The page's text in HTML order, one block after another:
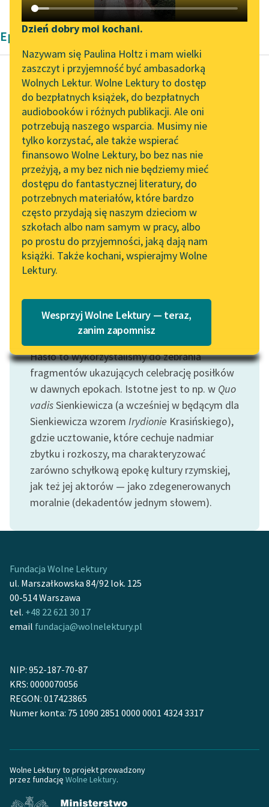
Katalog DAISY
Podkasty o książkach
Zgłoś brak utworu
Aktualności
„Prokurator Alicja Horn”
do słuchania
Byliśmy częścią AI Impact
Lab
Zapraszamy na spotkanie
online z tłumaczkami
literatury skandynawskiej
Spotkanie z Katarzyną
Tunkiel w Oslo
102. lata temu zmarł
Joseph Conrad
Lektury szkolne i klasyka
literatury do słuchania dla
uczennic i uczniów z
niepełnosprawnościami
E-kolekcja lektur
szkolnych i literatury do
słuchania dla uczennic i
uczniów z
niepełnosprawnościami
Feministyczne inspiracje.
Popularyzacja
skandynawskiej literatury
Kolekcje edukacyjne
twórców przechodzących
do domeny publicznej,
lektur szkolnych oraz
Starego Testamentu
Szkoła Poezji Wolnych
Lektur
Narzędzia
Mapa Wolnych Lektur
Leśmianator
Przewodnik dla piszących i
czytających
API
OAI-PMH
Widget Wolnych Lektur
Przypisy
Katalog w formacie PDF
O nas
O projekcie
Zespół
Dzień dobry moi kochani.
Nazywam się Paulina Holtz i mam wielki
zaszczyt i przyjemność być ambasadorką
Wolnych Lektur. Wolne Lektury to dostęp
do bezpłatnych książek, do bezpłatnych
audiobooków i różnych publikacji. Ale oni
potrzebują naszego wsparcia. Musimy nie
tylko korzystać, ale także wspierać
finansowo Wolne Lektury, bo bez nas nie
przeżyją, a my bez nich nie będziemy mieć
dostępu do fantastycznej literatury, do
potrzebnych materiałów, które bardzo
często przydają się naszym dzieciom w
szkołach albo nam samym w pracy, albo
po prostu do przyjemności, jaką dają nam
książki. Także kochani, wspierajmy Wolne
Lektury.
Wesprzyj Wolne Lektury — teraz,
zanim zapomnisz
Epika Zygmunta Kaczkowskiego
Zygmunt Kaczkowski
Murdelio
Około południa poczęli
się zjeżdżać goście i po
staremu ci, co mieli
drogę najdalszą,
przyjechali...
Czytaj więcej
Motyw: Uczta
Hasło to wykorzystaliśmy do zebrania
fragmentów ukazujących celebrację posiłków
w dawnych epokach. Istotne jest to np. w Quo
vadisSienkiewicza (a wcześniej w będącym dla
Sienkiewicza wzorem Irydionie Krasińskiego),
gdzie ucztowanie, które cechuje nadmiar
zbytku i rozkoszy, ma charakteryzować
zarówno schyłkową epokę kultury rzymskiej,
jak też jej aktorów — jako zdegenerowanych
moralnie (dekadentów jednym słowem).
Fundacja Wolne Lektury
ul. Marszałkowska 84/92 lok. 125
00-514 Warszawa
tel. +48 22 621 30 17
email fundacja@wolnelektury.pl
NIP: 952-187-70-87
KRS: 0000070056
REGON: 017423865
Numer konta: 75 1090 2851 0000 0001 4324 3317
Wolne Lektury to projekt prowadzony
przez fundację Wolne Lektury.